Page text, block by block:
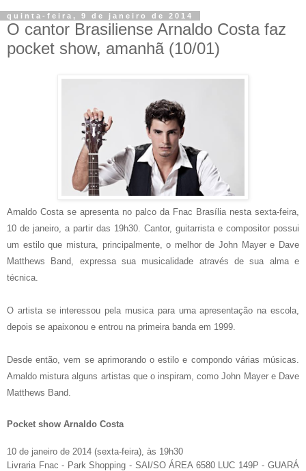
quinta-feira, 9 de janeiro de 2014
O cantor Brasiliense Arnaldo Costa faz
pocket show, amanhã (10/01)
Arnaldo Costa se apresenta no palco da Fnac Brasília nesta sexta-feira,
10 de janeiro, a partir das 19h30. Cantor, guitarrista e compositor possui
um estilo que mistura, principalmente, o melhor de John Mayer e Dave
Matthews Band, expressa sua musicalidade através de sua alma e
técnica.
O artista se interessou pela musica para uma apresentação na escola,
depois se apaixonou e entrou na primeira banda em 1999.
Desde então, vem se aprimorando o estilo e compondo várias músicas.
Arnaldo mistura alguns artistas que o inspiram, como John Mayer e Dave
Matthews Band.
Pocket show Arnaldo Costa
10 de janeiro de 2014 (sexta-feira), às 19h30
Livraria Fnac - Park Shopping - SAI/SO ÁREA 6580 LUC 149P - GUARÁ